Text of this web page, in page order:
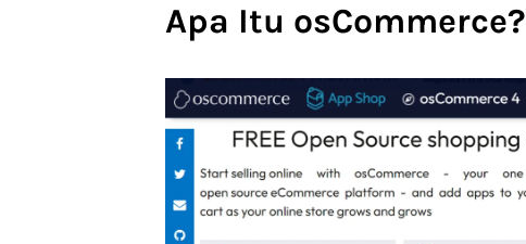
Apa Itu osCommerce?